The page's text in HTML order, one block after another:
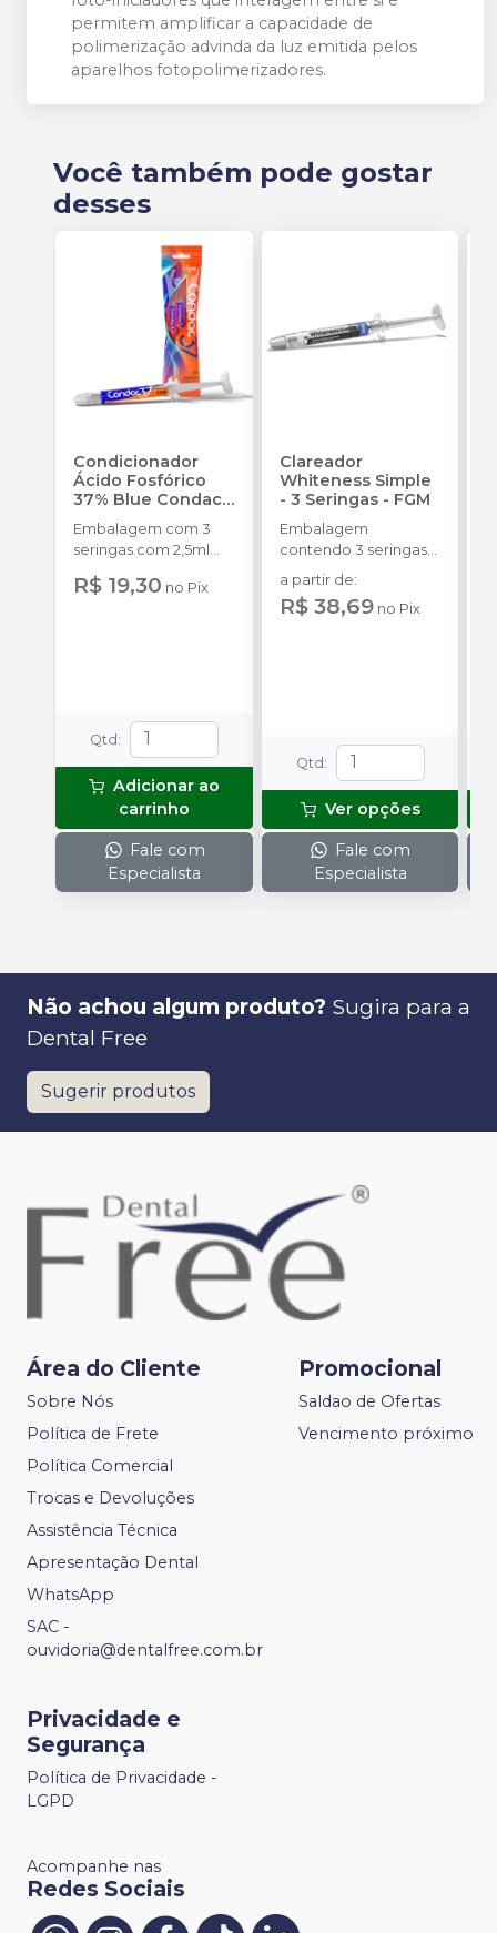
permitem amplificar a capacidade de
polimerização advinda da luz emitida pelos
aparelhos fotopolimerizadores.
Você também pode gostar
desses
Condicionador
Ácido Fosfórico
37% Blue Condac-
FGM
Embalagem com 3
seringas com 2,5ml
cada uma e 3
ponteiras para
R$ 19,30 no Pix
Qtd :
Adicionar ao
carrinho
Fale com
Especialista
Clareador
Whiteness Simple
- 3 Seringas- FGM
Embalagem
contendo 3 seringas
com 3g de gel cada
uma.
a partir de:
R$ 38,69 no Pix
Qtd :
Ver opções
Fale com
Especialista
Não achou algum produto? Sugira para a
Dental Free
Sugerir produtos
Área do Cliente
Sobre Nós
Política de Frete
Política Comercial
Trocas e Devoluções
Assistência Técnica
Apresentação Dental
WhatsApp
SAC -
ouvidoria@dentalfree.com.br
Promocional
Saldao de Ofertas
Vencimento próximo
Privacidade e
Segurança
Política de Privacidade -
LGPD
Acompanhe nas
Redes Sociais